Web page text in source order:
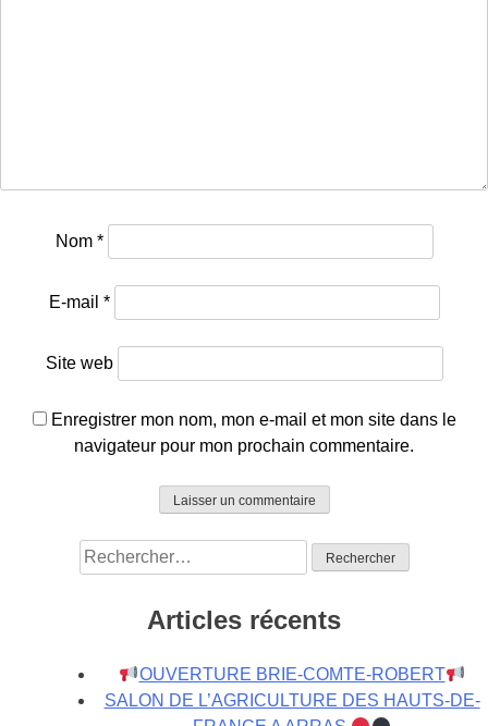
Nom *
E-mail *
Site web
Enregistrer mon nom, mon e-mail et mon site dans le
navigateur pour mon prochain commentaire.
Rechercher :
Articles récents
OUVERTURE BRIE-COMTE-ROBERT
SALON DE L’AGRICULTURE DES HAUTS-DE-